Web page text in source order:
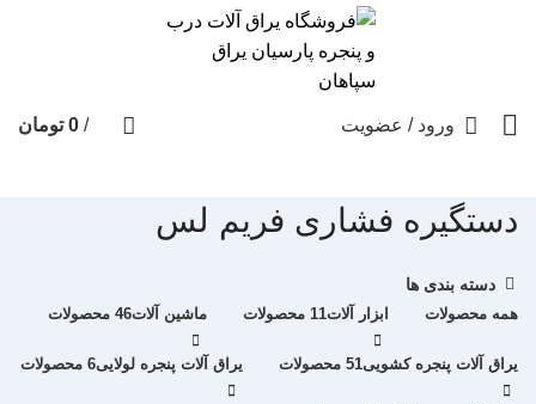
ورود / عضویت /
0 تومان
دستگیره فشاری فریم لس
دسته بندی ها
همه محصولات ابزار آلات11 محصولات ماشین آلات46 محصولات
یراق آلات پنجره کشویی51 محصولات یراق آلات پنجره لولایی6 محصولات